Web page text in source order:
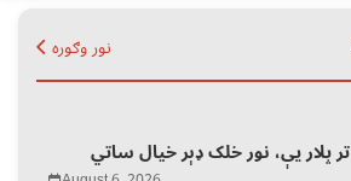
نور وګوره
تر پلار یې، نور خلک ډېر خیال ساتي